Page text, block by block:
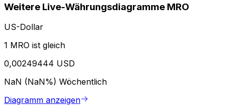
Weitere Live-Währungsdiagramme MRO
US-Dollar
1 MRO ist gleich
0,00249444 USD
NaN (NaN%) Wöchentlich
Diagramm anzeigen